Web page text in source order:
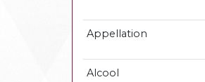
Appellation
Alcool